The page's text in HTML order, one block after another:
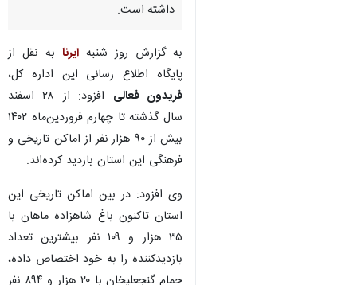
داشته است.
به گزارش روز شنبهایرنا به نقل از
پایگاه اطلاع رسانی این اداره کل،
فریدون فعالی
افزود: از ۲۸ اسفند
سال گذشته تا چهارم فروردین‌ماه ۱۴۰۲
بیش از ۹۰ هزار نفر از اماکن تاریخی و
فرهنگی این استان بازدید کرده‌اند.
وی افزود: در بین اماکن تاریخی این
استان تاکنون باغ شاهزاده ماهان با
۳۵ هزار و ۱۰۹ نفر بیشترین تعداد
بازدیدکننده را به خود اختصاص داده،
حمام گنجعلیخان با ۲۰ هزار و ۸۹۴ نفر